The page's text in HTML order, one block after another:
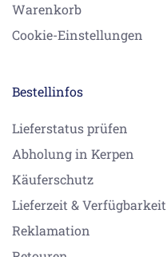
Warenkorb
Cookie-Einstellungen
Bestellinfos
Lieferstatus prüfen
Abholung in Kerpen
Käuferschutz
Lieferzeit & Verfügbarkeit
Reklamation